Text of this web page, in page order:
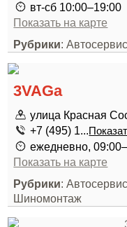
вт-сб 10:00–19:00
Показать на карте
Рубрики:
3VAGa
улица Красная
+7 (495) 1...
ежедневно,
Показать на карте
Рубрики:
Шиномонтаж